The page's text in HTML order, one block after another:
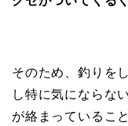
そのため、釣りを
し特に気にならな
が絡まっているこ